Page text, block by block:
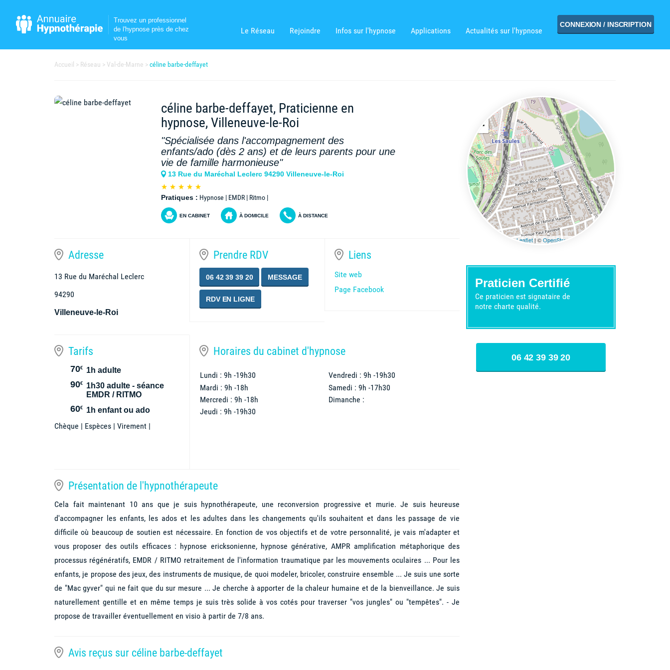
Trouvez un professionnel
de l'hypnose près de chez
vous
Le Réseau Rejoindre Infos sur l'hypnose Applications Actualités sur l'hypnose
CONNEXION / INSCRIPTION
Accueil Réseau Val-de-Marne céline barbe-deffayet
céline barbe-deffayet, Praticienne en
hypnose, Villeneuve-le-Roi
"Spécialisée dans l'accompagnement des
enfants/ado (dès 2 ans) et de leurs parents pour une
vie de famille harmonieuse"
13 Rue du Maréchal Leclerc 94290 Villeneuve-le-Roi
Pratiques : Hypnose | EMDR | Ritmo |
EN CABINET À DOMICILE À DISTANCE
Adresse
13 Rue du Maréchal Leclerc
94290
Villeneuve-le-Roi
Prendre RDV
06 42 39 39 20 MESSAGE
RDV EN LIGNE
Liens
Site web
Page Facebook
Tarifs
70€ 1h adulte
90€
1h30 adulte - séance
EMDR / RITMO
60€ 1h enfant ou ado
Chèque | Espèces | Virement |
Horaires du cabinet d'hypnose
Lundi : 9h -19h30
Mardi : 9h -18h
Mercredi : 9h -18h
Jeudi : 9h -19h30
Vendredi : 9h -19h30
Samedi : 9h -17h30
Dimanche :
Présentation de l'hypnothérapeute
Cela fait maintenant 10 ans que je suis hypnothérapeute, une reconversion progressive et murie. Je suis heureuse
d'accompagner les enfants, les ados et les adultes dans les changements qu'ils souhaitent et dans les passage de vie
difficile où beaucoup de soutien est nécessaire. En fonction de vos objectifs et de votre personnalité, je vais m'adapter et
vous proposer des outils efficaces : hypnose ericksonienne, hypnose générative, AMPR amplification métaphorique des
processus régénératifs, EMDR / RITMO retraitement de l'information traumatique par les mouvements oculaires ... Pour les
enfants, je propose des jeux, des instruments de musique, de quoi modeler, bricoler, construire ensemble ... Je suis une sorte
de "Mac gyver" qui ne fait que du sur mesure ... Je cherche à apporter de la chaleur humaine et de la bienveillance. Je suis
naturellement gentille et en même temps je suis très solide à vos cotés pour traverser "vos jungles" ou "tempêtes". - Je
propose de travailler éventuellement en visio à partir de 7/8 ans.
Avis reçus sur céline barbe-deffayet
−
Leaflet| ©OpenStreetMap
Praticien Certifié
Ce praticien est signataire de
notre charte qualité.
06 42 39 39 20